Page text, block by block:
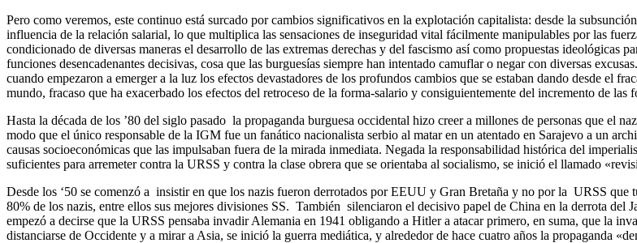
Pero como veremos, este continuo está surcado por cambios significativos en la explotación capitalista: desde la
influencia de la relación salarial, lo que multiplica las sensaciones de inseguridad vital fácilmente manipulables por las
condicionado de diversas maneras el desarrollo de las extremas derechas y del fascismo así como propuestas ideológicas
funciones desencadenantes decisivas, cosa que las burguesías siempre han intentado camuflar o negar con diversas
cuando empezaron a emerger a la luz los efectos devastadores de los profundos cambios que se estaban dando desde el
mundo, fracaso que ha exacerbado los efectos del retroceso de la forma-salario y consiguientemente del incremento de las
Hasta la década de los ’80 del siglo pasado la propaganda burguesa occidental hizo creer a millones de personas que el
modo que el único responsable de la IGM fue un fanático nacionalista serbio al matar en un atentado en Sarajevo a un
causas socioeconómicas que las impulsaban fuera de la mirada inmediata. Negada la responsabilidad histórica del
suficientes para arremeter contra la URSS y contra la clase obrera que se orientaba al socialismo, se inició el llamado
Desde los ‘50 se comenzó a insistir en que los nazis fueron derrotados por EEUU y Gran Bretaña y no por la URSS
80% de los nazis, entre ellos sus mejores divisiones SS. También silenciaron el decisivo papel de China en la derrota del
empezó a decirse que la URSS pensaba invadir Alemania en 1941 obligando a Hitler a atacar primero, en suma, que la
distanciarse de Occidente y a mirar a Asia, se inició la guerra mediática, y alrededor de hace cuatro años la propaganda